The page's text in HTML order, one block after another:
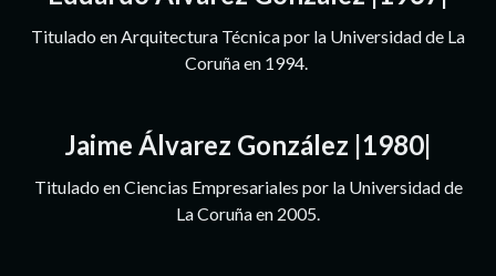
Titulado en Arquitectura Técnica por la Universidad de La
Coruña en 1994.
Jaime Álvarez González |1980|
Titulado en Ciencias Empresariales por la Universidad de
La Coruña en 2005.